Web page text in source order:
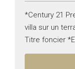
*Century 21
villa sur un
Titre foncier
l’étage : -